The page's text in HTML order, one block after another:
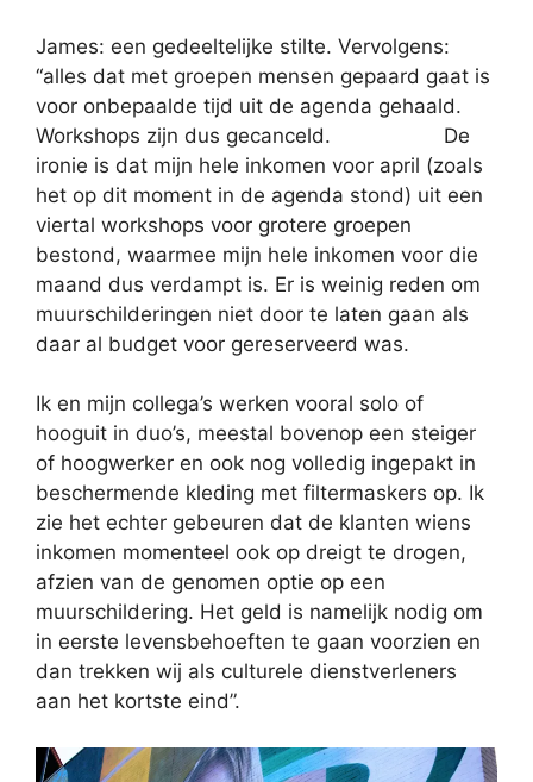
James: een gedeeltelijke stilte. Vervolgens:
“alles dat met groepen mensen gepaard gaat is
voor onbepaalde tijd uit de agenda gehaald.
Workshops zijn dus gecanceld. De
ironie is dat mijn hele inkomen voor april (zoals
het op dit moment in de agenda stond) uit een
viertal workshops voor grotere groepen
bestond, waarmee mijn hele inkomen voor die
maand dus verdampt is. Er is weinig reden om
muurschilderingen niet door te laten gaan als
daar al budget voor gereserveerd was.
Ik en mijn collega’s werken vooral solo of
hooguit in duo’s, meestal bovenop een steiger
of hoogwerker en ook nog volledig ingepakt in
beschermende kleding met filtermaskers op. Ik
zie het echter gebeuren dat de klanten wiens
inkomen momenteel ook op dreigt te drogen,
afzien van de genomen optie op een
muurschildering. Het geld is namelijk nodig om
in eerste levensbehoeften te gaan voorzien en
dan trekken wij als culturele dienstverleners
aan het kortste eind”.